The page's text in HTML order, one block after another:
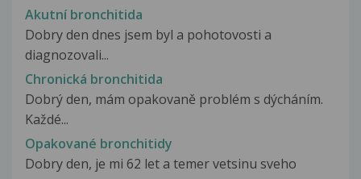
Akutní bronchitida
Dobry den dnes jsem byl a pohotovosti a
diagnozovali...
Chronická bronchitida
Dobrý den, mám opakovaně problém s dýcháním.
Každé...
Opakované bronchitidy
Dobry den, je mi 62 let a temer vetsinu sveho